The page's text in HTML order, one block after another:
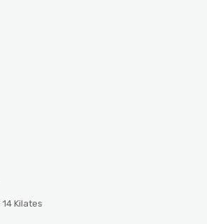
Kilates